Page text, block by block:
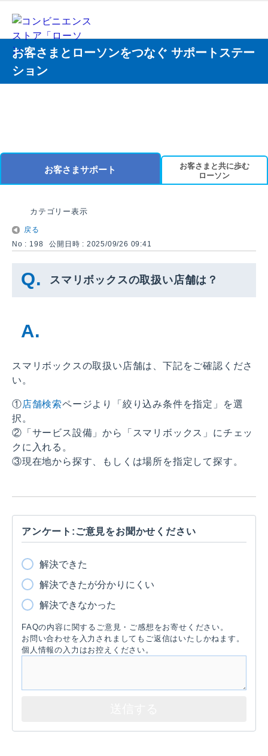
お客さまとローソンをつなぐ サポートステー
ション
お客さまサポート
お客さまと共に歩む
ローソン
カテゴリー表示
戻る
No : 198
公開日時 : 2025/09/26 09:41
スマリボックスの取扱い店舗は？
スマリボックスの取扱い店舗は、下記をご確認くださ
い。
①店舗検索ページより「絞り込み条件を指定」を選
択。
②「サービス設備」から「スマリボックス」にチェッ
クに入れる。
③現在地から探す、もしくは場所を指定して探す。
アンケート:ご意見をお聞かせください
解決できた
解決できたが分かりにくい
解決できなかった
FAQの内容に関するご意見・ご感想をお寄せください。
お問い合わせを入力されましてもご返信はいたしかねます。
個人情報の入力はお控えください。